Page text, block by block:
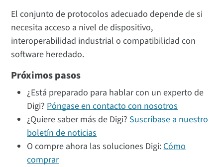
El conjunto de protocolos adecuado depende de si
necesita acceso a nivel de dispositivo,
interoperabilidad industrial o compatibilidad con
software heredado.
Próximos pasos
¿Está preparado para hablar con un experto de
Digi?Póngase en contacto con nosotros
¿Quiere saber más de Digi?Suscríbase a nuestro
boletín de noticias
O compre ahora las soluciones Digi:Cómo
comprar